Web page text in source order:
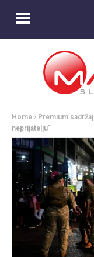
Home Premium sadržaj
neprijatelju”